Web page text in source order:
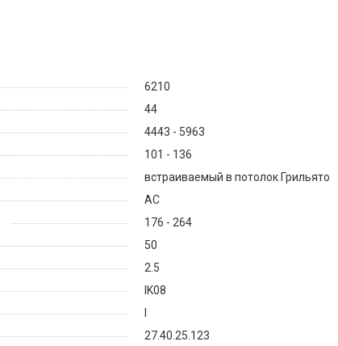
6210
44
4443 - 5963
101 - 136
встраиваемый в потолок Грильято
AC
176 - 264
50
2.5
IK08
27.40.25.123